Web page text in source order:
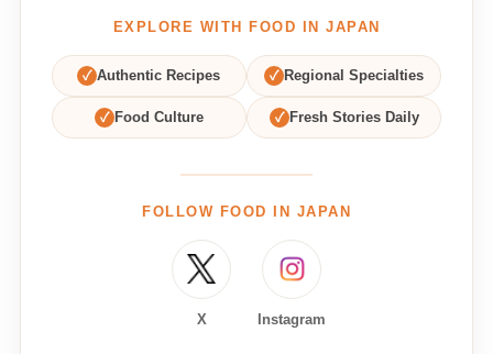
EXPLORE WITH FOOD IN JAPAN
✓ Authentic Recipes ✓ Regional Specialties
✓ Food Culture ✓ Fresh Stories Daily
FOLLOW FOOD IN JAPAN
X Instagram